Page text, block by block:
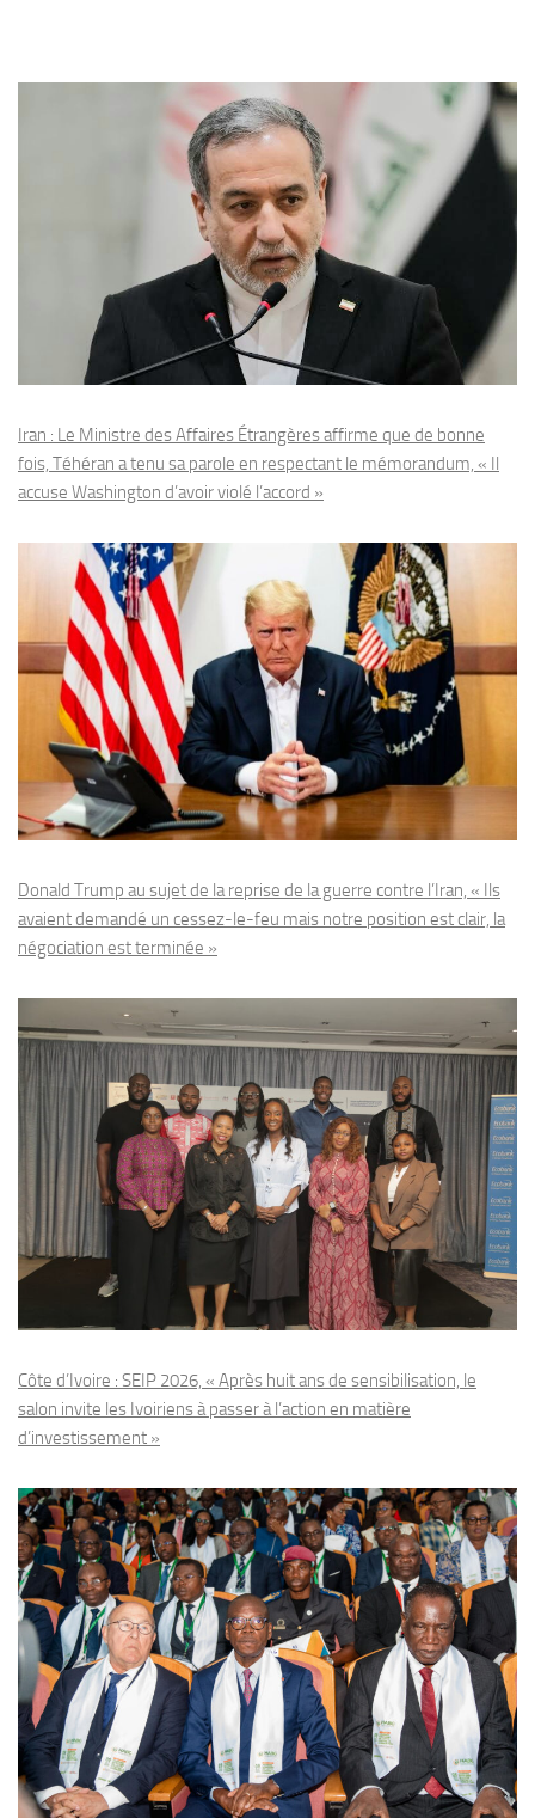
Iran : Le Ministre des Affaires Étrangères affirme que de bonne
fois, Téhéran a tenu sa parole en respectant le mémorandum, « Il
accuse Washington d’avoir violé l’accord »
Donald Trump au sujet de la reprise de la guerre contre l’Iran, « Ils
avaient demandé un cessez-le-feu mais notre position est clair, la
négociation est terminée »
Côte d’Ivoire : SEIP 2026, « Après huit ans de sensibilisation, le
salon invite les Ivoiriens à passer à l’action en matière
d’investissement »